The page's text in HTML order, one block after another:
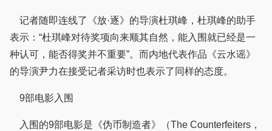
记者随即连线了《放·逐》的导演杜琪峰，杜琪峰的助手
表示：“杜琪峰对待奖项向来顺其自然，能入围就已经是一
种认可，能否得奖并不重要”。而内地代表作品《云水谣》
的导演尹力在接受记者采访时也表示了同样的态度。
9部电影入围
入围的9部电影是《伪币制造者》（The Counterfeiters，